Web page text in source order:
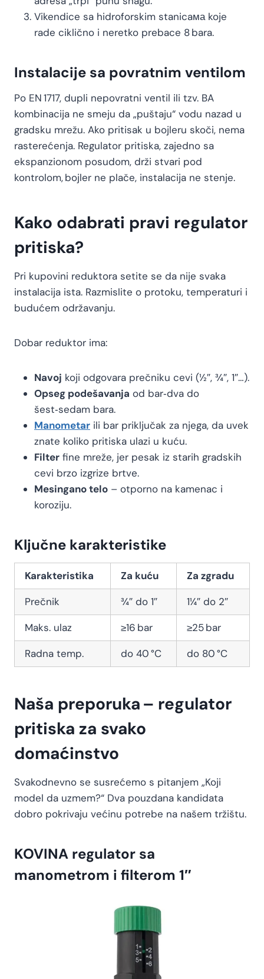
Vikendice sa hidroforskim stanicaма koje
rade ciklično i neretko prebace 8 bara.
Instalacije sa povratnim ventilom
Po EN 1717, dupli nepovratni ventil ili tzv. BA
kombinacija ne smeju da „puštaju“ vodu nazad u
gradsku mrežu. Ako pritisak u bojleru skoči, nema
rasterećenja. Regulator pritiska, zajedno sa
ekspanzionom posudom, drži stvari pod
kontrolom, bojler ne plače, instalacija ne stenje.
Kako odabrati pravi regulator
pritiska?
Pri kupovini reduktora setite se da nije svaka
instalacija ista. Razmislite o protoku, temperaturi i
budućem održavanju.
Dobar reduktor ima:
Navoj koji odgovara prečniku cevi (½″, ¾″, 1″…).
Opseg podešavanja od bar‑dva do
šest‑sedam bara.
Manometar ili bar priključak za njega, da uvek
znate koliko pritiska ulazi u kuću.
Filter fine mreže, jer pesak iz starih gradskih
cevi brzo izgrize brtve.
Mesingano telo – otporno na kamenac i
koroziju.
Ključne karakteristike
Karakteristika Za kuću
Za zgradu
Prečnik
¾″ do 1″
1¼″ do 2″
Maks. ulaz
≥16 bar
≥25 bar
Radna temp.
do 40 °C do 80 °C
Naša preporuka – regulator
pritiska za svako
domaćinstvo
Svakodnevno se susrećemo s pitanjem „Koji
model da uzmem?“ Dva pouzdana kandidata
dobro pokrivaju većinu potrebe na našem tržištu.
KOVINA regulator sa
manometrom i filterom 1″